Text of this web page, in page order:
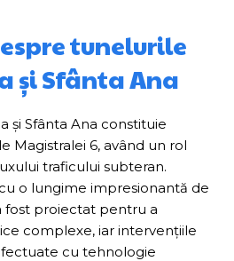
tunelurile
și Sfânta Ana
și Sfânta Ana constituie
Magistralei 6, având un rol
traficului subteran.
o lungime impresionantă de
fost proiectat pentru a
complexe, iar intervențiile
cu tehnologie